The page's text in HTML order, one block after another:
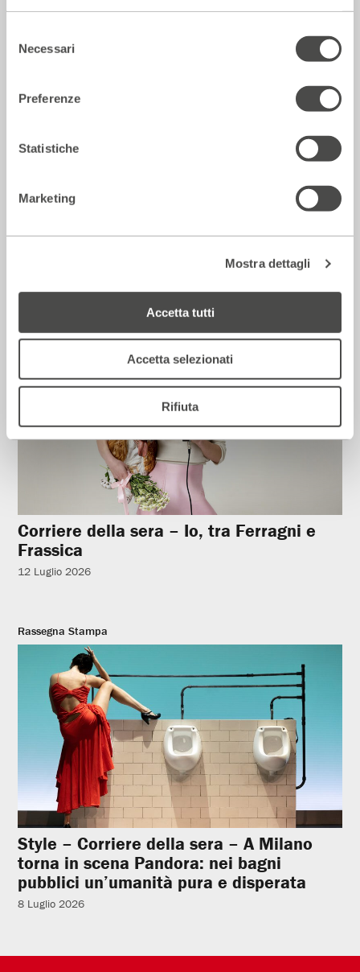
delNecessari
Preferenze
Statistiche
Marketing
Mostra dettagli
Accetta tutti
Accetta selezionati
Rifiuta
strada secondo Raffaele Viviani
Corriere della sera – Io, tra Ferragni e
Frassica
12 Luglio 2026
Rassegna Stampa
Style – Corriere della sera – A Milano
torna in scena Pandora: nei bagni
pubblici un’umanità pura e disperata
8 Luglio 2026